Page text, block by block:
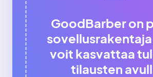
GoodBarber on
voit kasvattaa
tilausten